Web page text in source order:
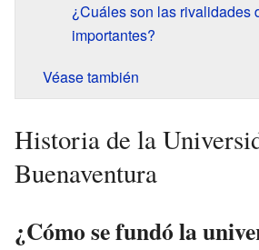
¿Cuáles son las rivalidades
importantes?
Véase también
Historia de la
Buenaventura
¿Cómo se fundó la